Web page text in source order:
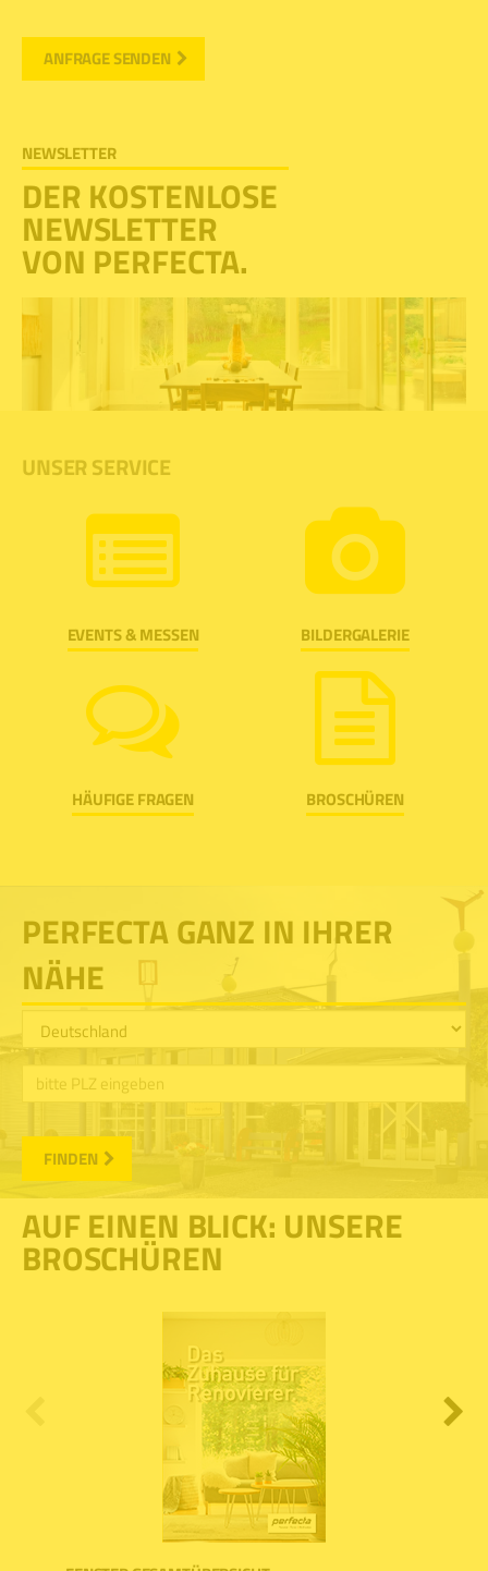
ANFRAGE SENDEN
NEWSLETTER
DER KOSTENLOSE
NEWSLETTER
VON PERFECTA.
UNSER SERVICE
EVENTS & MESSEN BILDERGALERIE
HÄUFIGE FRAGEN BROSCHÜREN
PERFECTA GANZ IN IHRER
NÄHE
FINDEN
AUF EINEN BLICK: UNSERE
BROSCHÜREN